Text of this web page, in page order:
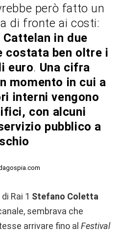
però fatto un
di fronte ai costi:
Cattelan in due
costata ben oltre i
euro. Una cifra
momento in cui a
interni vengono
con alcuni
pubblico a
Rai 1 Stefano Coletta
sembrava che
arrivare fino al Festival